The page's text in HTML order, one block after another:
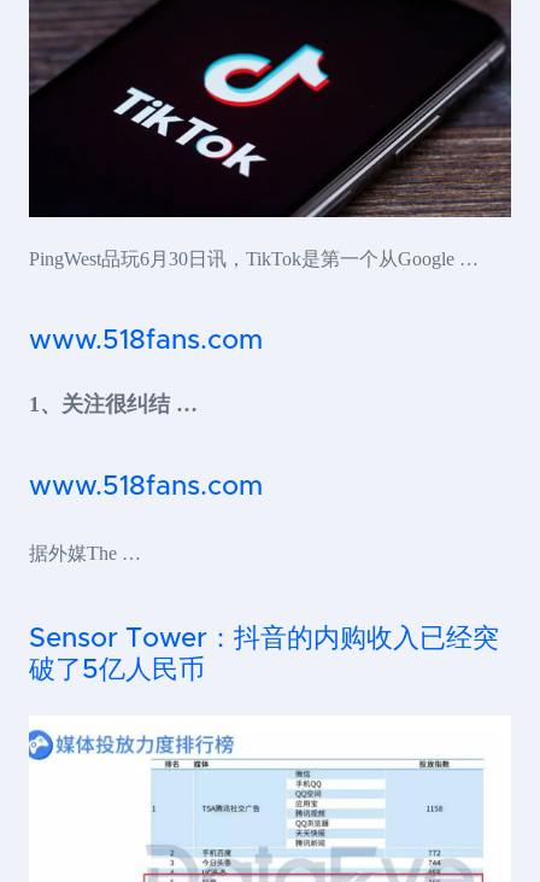
PingWest品玩6月30日讯，TikTok是第一个从Google …
www.518fans.com
1、关注很纠结 …
www.518fans.com
据外媒The …
Sensor Tower：抖音的内购收入已经突
破了5亿人民币